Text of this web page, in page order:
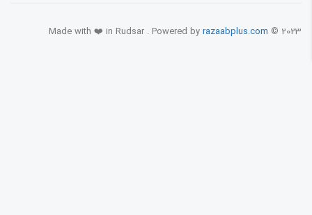
Made with ❤️ in Rudsar . Powered byrazaabplus.com©